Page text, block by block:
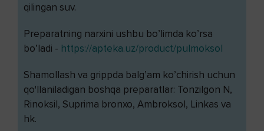
qilingan suv.
Preparatning narxini ushbu bo’limda ko’rsa
bo’ladi - https://apteka.uz/product/pulmoksol
Shamollash va grippda balg’am ko’chirish uchun
qo'llaniladigan boshqa preparatlar: Tonzilgon N,
Rinoksil, Suprima bronxo, Ambroksol, Linkas va
hk.